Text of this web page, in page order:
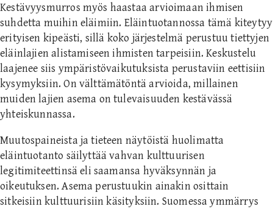
Kestävyysmurros myös haastaa arvioimaan ihmisen
suhdetta muihin eläimiin. Eläintuotannossa tämä kiteytyy
erityisen kipeästi, sillä koko järjestelmä perustuu tiettyjen
eläinlajien alistamiseen ihmisten tarpeisiin. Keskustelu
laajenee siis ympäristövaikutuksista perustaviin eettisiin
kysymyksiin. On välttämätöntä arvioida, millainen
muiden lajien asema on tulevaisuuden kestävässä
yhteiskunnassa.
Muutospaineista ja tieteen näytöistä huolimatta
eläintuotanto säilyttää vahvan kulttuurisen
legitimiteettinsä eli saamansa hyväksynnän ja
oikeutuksen. Asema perustuukin ainakin osittain
sitkeisiin kulttuurisiin käsityksiin. Suomessa ymmärrys